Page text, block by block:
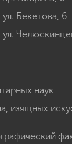
Бекетова, 6
наук
изящных